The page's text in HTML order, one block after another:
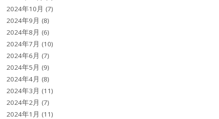
2024年10月 (7)
2024年9月 (8)
2024年8月 (6)
2024年7月 (10)
2024年6月 (7)
2024年5月 (9)
2024年4月 (8)
2024年3月 (11)
2024年2月 (7)
2024年1月 (11)